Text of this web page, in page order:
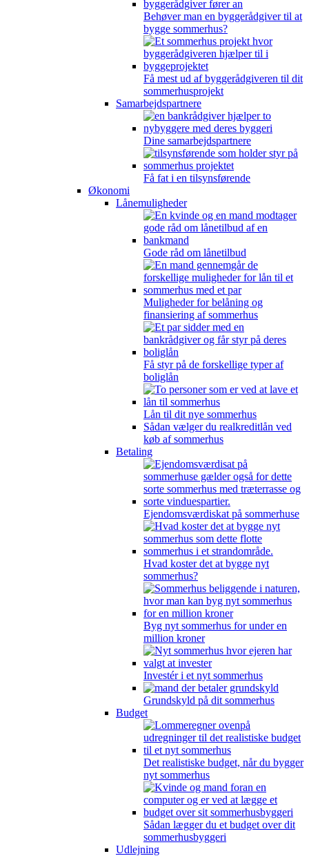
Behøver man en byggerådgiver til at
bygge sommerhus?
Få mest ud af byggerådgiveren til dit
sommerhusprojekt
Samarbejdspartnere
Dine samarbejdspartnere
Få fat i en tilsynsførende
Økonomi
Lånemuligheder
Gode råd om lånetilbud
Muligheder for belåning og
finansiering af sommerhus
Få styr på de forskellige typer af
boliglån
Lån til dit nye sommerhus
Sådan vælger du realkreditlån ved
køb af sommerhus
Betaling
Ejendomsværdiskat på sommerhuse
Hvad koster det at bygge nyt
sommerhus?
Byg nyt sommerhus for under en
million kroner
Investér i et nyt sommerhus
Grundskyld på dit sommerhus
Budget
Det realistiske budget, når du bygger
nyt sommerhus
Sådan lægger du et budget over dit
sommerhusbyggeri
Udlejning